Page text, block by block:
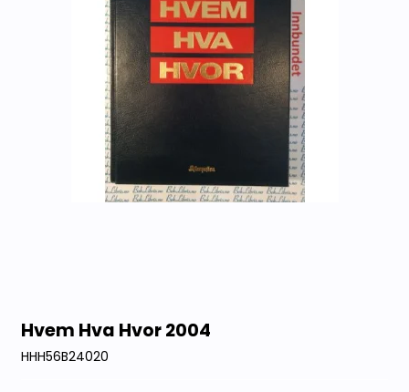
Hvem Hva Hvor 2004
HHH56B24020